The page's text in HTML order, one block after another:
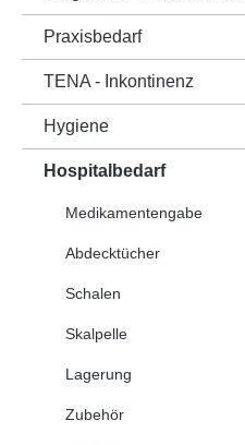
Praxisbedarf
TENA - Inkontinenz
Hygiene
Hospitalbedarf
Medikamentengabe
Abdecktücher
Schalen
Skalpelle
Lagerung
Zubehör